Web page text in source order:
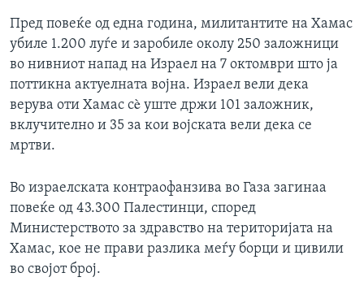
Пред повеќе од една година, милитантите на Хамас
убиле 1.200 луѓе и заробиле околу 250 заложници
во нивниот напад на Израел на 7 октомври што ја
поттикна актуелната војна. Израел вели дека
верува оти Хамас сè уште држи 101 заложник,
вклучително и 35 за кои војската вели дека се
мртви.
Во израелската контраофанзива во Газа загинаа
повеќе од 43.300 Палестинци, според
Министерството за здравство на територијата на
Хамас, кое не прави разлика меѓу борци и цивили
во својот број.